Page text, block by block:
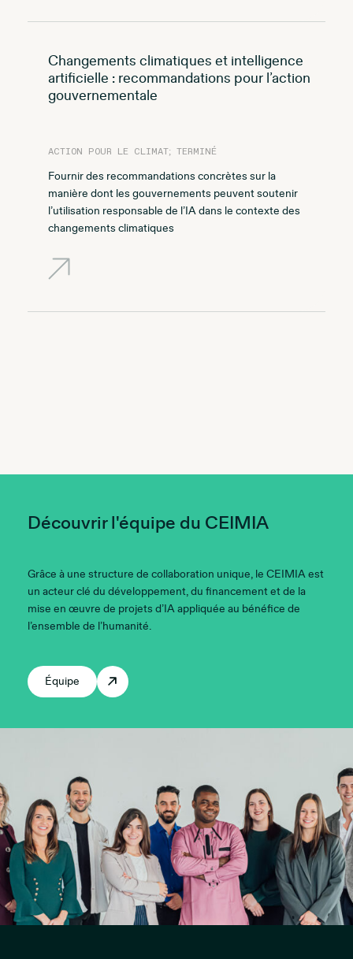
Changements climatiques et intelligence
artificielle : recommandations pour l’action
gouvernementale
ACTION POUR LE CLIMAT; TERMINÉ
Fournir des recommandations concrètes sur la
manière dont les gouvernements peuvent soutenir
l’utilisation responsable de l’IA dans le contexte des
changements climatiques
Découvrir l'équipe du CEIMIA
Grâce à une structure de collaboration unique, le CEIMIA est
un acteur clé du développement, du financement et de la
mise en œuvre de projets d’IA appliquée au bénéfice de
l’ensemble de l’humanité.
Équipe